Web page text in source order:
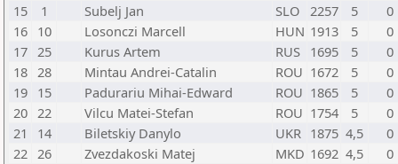
15
1 Subelj Jan SLO 2257 5
0
16 10 Losonczi Marcell HUN 1913 5
0
17 25 Kurus Artem RUS 1695 5
0
18 28 Mintau Andrei-Catalin ROU 1672 5
0
19 15 Padurariu Mihai-Edward ROU 1865 5
0
20 22 Vilcu Matei-Stefan ROU 1754 5
0
21
14 Biletskiy Danylo UKR 1875 4,5
0
22 26 Zvezdakoski Matej MKD 1692 4,5
0